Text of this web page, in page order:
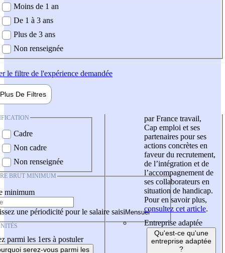
demandée
Moins de 1 an
De 1 à 3 ans
Plus de 3 ans
Non renseignée
le filtre de l'expérience demandée
Plus De Filtres
Cadre
Non cadre
Non renseignée
BRUT MINIMUM
minimum
une périodicité pour le salaire saisi
parmi les 1ers à postuler
serez-vous parmi les
par France travail,
Cap emploi et ses
partenaires pour ses
actions concrètes en
faveur du recrutement,
de l’intégration et de
l’accompagnement de
ses collaborateurs en
situation de handicap.
Pour en savoir plus,
consultez cet article.
Entreprise adaptée
Qu'est-ce qu'une
entreprise adaptée
?